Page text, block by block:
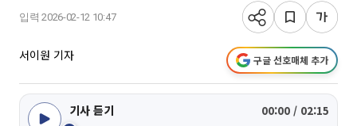
입력 2026-02-12 10:47
서이원 기자 구글 선호매체 추가
기사 듣기 00:00 / 02:15